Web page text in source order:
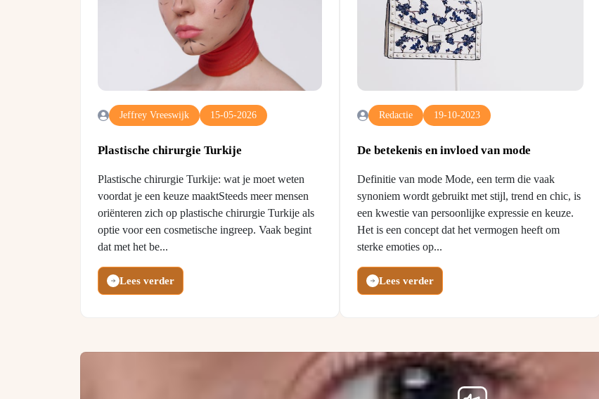
Jeffrey Vreeswijk 15-05-2026
Plastische chirurgie Turkije
Plastische chirurgie Turkije: wat je moet weten
voordat je een keuze maaktSteeds meer mensen
oriënteren zich op plastische chirurgie Turkije als
optie voor een cosmetische ingreep. Vaak begint
dat met het be...
Lees verder
Redactie 19-10-2023
De betekenis en invloed van mode
Definitie van mode Mode, een term die vaak
synoniem wordt gebruikt met stijl, trend en chic, is
een kwestie van persoonlijke expressie en keuze.
Het is een concept dat het vermogen heeft om
sterke emoties op...
Lees verder